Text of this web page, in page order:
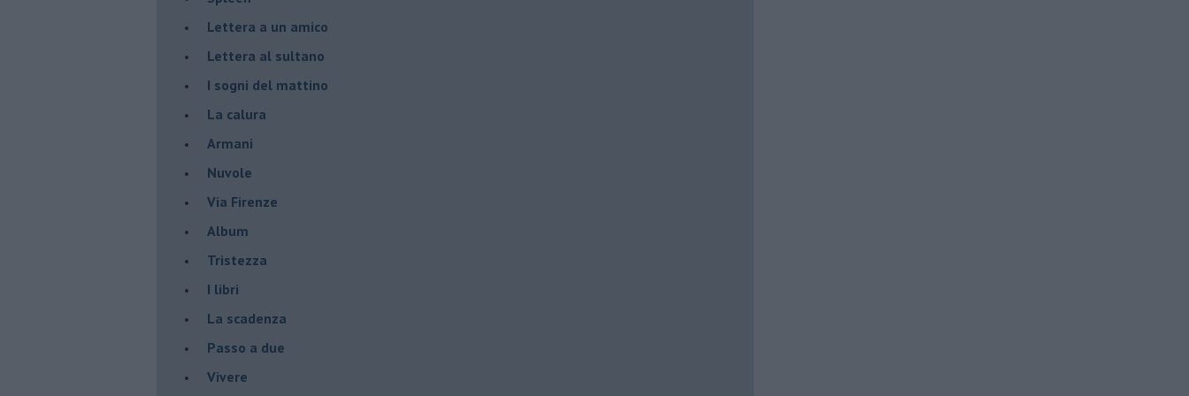
Lettera a un amico
Lettera al sultano
I sogni del mattino
La calura
Armani
Nuvole
Via Firenze
Album
Tristezza
I libri
La scadenza
Passo a due
Vivere